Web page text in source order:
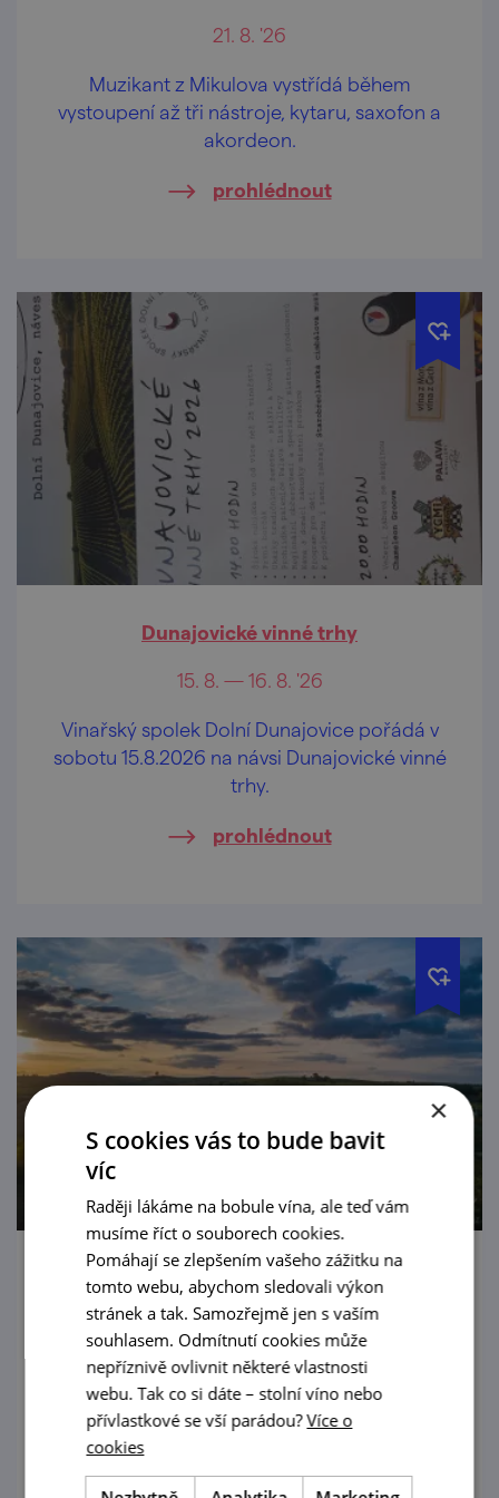
21. 8. '26
Muzikant z Mikulova vystřídá během
vystoupení až tři nástroje, kytaru, saxofon a
akordeon.
prohlédnout
Dunajovické vinné trhy
15. 8. — 16. 8. '26
Vinařský spolek Dolní Dunajovice pořádá v
sobotu 15.8.2026 na návsi Dunajovické vinné
trhy.
prohlédnout
Léto otevřených sklepů
1. 7. — 31. 8. '26
Vinaři z Dolních Dunajovic a Březí u Mikulova
srdečně zvou na léto otevřených sklepů.
×
S cookies vás to bude bavit
víc
Raději lákáme na bobule vína, ale teď vám
musíme říct o souborech cookies.
Pomáhají se zlepšením vašeho zážitku na
tomto webu, abychom sledovali výkon
stránek a tak. Samozřejmě jen s vaším
souhlasem. Odmítnutí cookies může
nepříznivě ovlivnit některé vlastnosti
webu. Tak co si dáte – stolní víno nebo
přívlastkové se vší parádou?Více o
cookies